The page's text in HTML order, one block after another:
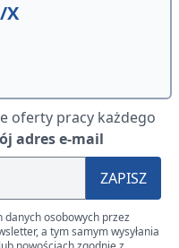
X
oferty pracy każdego
adres e-mail
ZAPISZ
osobowych przez
a tym samym wysyłania